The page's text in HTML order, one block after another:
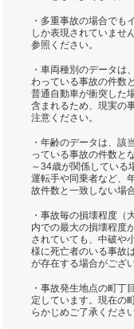
・多重事故の場合でも
しか表現されていませ
参照ください。
・車両種別のデータは
わっている事故の件数
普通自動車が衝突した
含まれるため、現実の
注意ください。
・年齢のデータは、該
っている事故の件数と
～34歳が関係している
運転手や同乗者など、
故件数と一致しない場
・事故毎の損壊程度（
内での最大の損壊程度
されていても、中破や
様に死亡者のいる事故
が存在する場合がござ
・事故発生地点の町丁
定しています。現在の
らかじめご了承ください